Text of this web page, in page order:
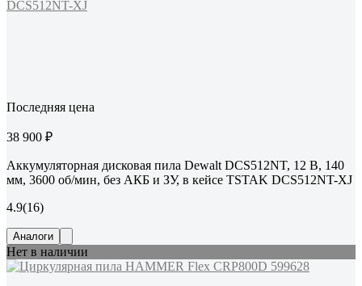
Последняя цена
38 900 ₽
Аккумуляторная дисковая пила Dewalt DCS512NT, 12 В, 140
мм, 3600 об/мин, без АКБ и ЗУ, в кейсе TSTAK DCS512NT-XJ
4.9(16)
Аналоги
Нет в наличии